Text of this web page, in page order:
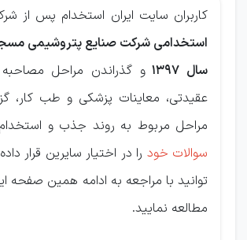
کاربران سایت ایران استخدام پس از
استخدامی شرکت صنایع پتروشیمی
سال 1397
و گذراندن مراحل مصاحبه
عقیدتی، معاینات پزشکی و طب کار،
مراحل مربوط به روند جذب و
سوالات خود را در اختیار سایرین قرار
توانید با مراجعه به ادامه همین صفحه
مطالعه نمایید.